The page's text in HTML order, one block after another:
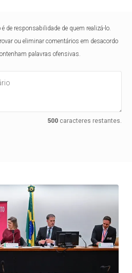
de responsabilidade de quem realizá-lo.
ou eliminar comentários em desacordo
palavras ofensivas.
500caracteres restantes.